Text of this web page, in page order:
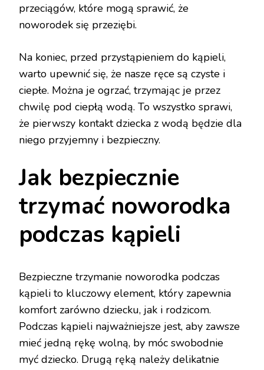
przeciągów, które mogą sprawić, że
noworodek się przeziębi.
Na koniec, przed przystąpieniem do kąpieli,
warto upewnić się, że nasze ręce są czyste i
ciepłe. Można je ogrzać, trzymając je przez
chwilę pod ciepłą wodą. To wszystko sprawi,
że pierwszy kontakt dziecka z wodą będzie dla
niego przyjemny i bezpieczny.
Jak bezpiecznie
trzymać noworodka
podczas kąpieli
Bezpieczne trzymanie noworodka podczas
kąpieli to kluczowy element, który zapewnia
komfort zarówno dziecku, jak i rodzicom.
Podczas kąpieli najważniejsze jest, aby zawsze
mieć jedną rękę wolną, by móc swobodnie
myć dziecko. Drugą ręką należy delikatnie